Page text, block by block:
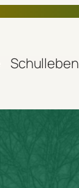
Schulleben